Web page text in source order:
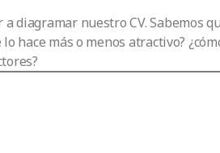
diagramar nuestro CV. Sabemos
hace más o menos atractivo?